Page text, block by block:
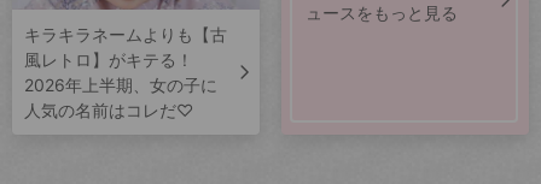
キラキラネームよりも【古
風レトロ】がキテる！
2026年上半期、女の子に
人気の名前はコレだ♡
ュースをもっと見る